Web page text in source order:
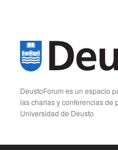
DeustoForum es un espacio
las charlas y conferencias de
Universidad de Deusto